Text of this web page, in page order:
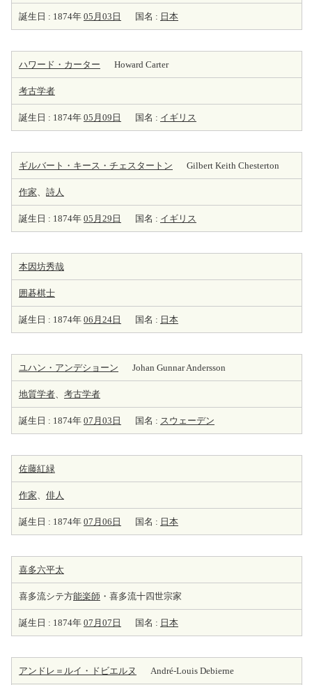
誕生日 : 1874年 05月03日 国名 : 日本
ハワード・カーター Howard Carter
考古学者
誕生日 : 1874年 05月09日 国名 : イギリス
ギルバート・キース・チェスタートン Gilbert Keith Chesterton
作家、 詩人
誕生日 : 1874年 05月29日 国名 : イギリス
本因坊秀哉
囲碁棋士
誕生日 : 1874年 06月24日 国名 : 日本
ユハン・アンデショーン Johan Gunnar Andersson
地質学者、 考古学者
誕生日 : 1874年 07月03日 国名 : スウェーデン
佐藤紅緑
作家、 俳人
誕生日 : 1874年 07月06日 国名 : 日本
喜多六平太
喜多流シテ方能楽師 ・喜多流十四世宗家
誕生日 : 1874年 07月07日 国名 : 日本
アンドレ＝ルイ・ドビエルヌ André-Louis Debierne